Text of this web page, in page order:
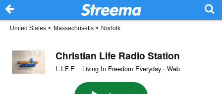
United States > Massachusetts > Norfolk
Christian Life Radio Station
L.I.F.E = Living In Freedom Everyday · Web